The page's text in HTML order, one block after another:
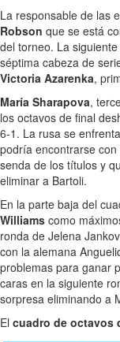
La responsable de las
Robson que se está
del torneo. La
séptima cabeza de
Victoria Azarenka,
María Sharapova,
los octavos de final
6-1. La rusa se
podría encontrarse con
senda de los títulos y
eliminar a Bartoli.
En la parte baja del
Williams como
ronda de Jelena
con la alemana
problemas para ganar
caras en la siguiente
sorpresa eliminando a
El cuadro de octavos